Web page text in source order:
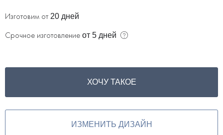
Изготовим от 20 дней
Срочное изготовление от 5 дней
ХОЧУ ТАКОЕ
ИЗМЕНИТЬ ДИЗАЙН